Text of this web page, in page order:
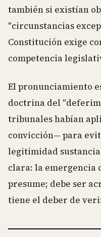
también si existían
"circunstancias
Constitución exige
competencia
El pronunciamiento
doctrina del
tribunales habían
convicción— para
legitimidad
clara: la emergencia
presume; debe ser
tiene el deber de